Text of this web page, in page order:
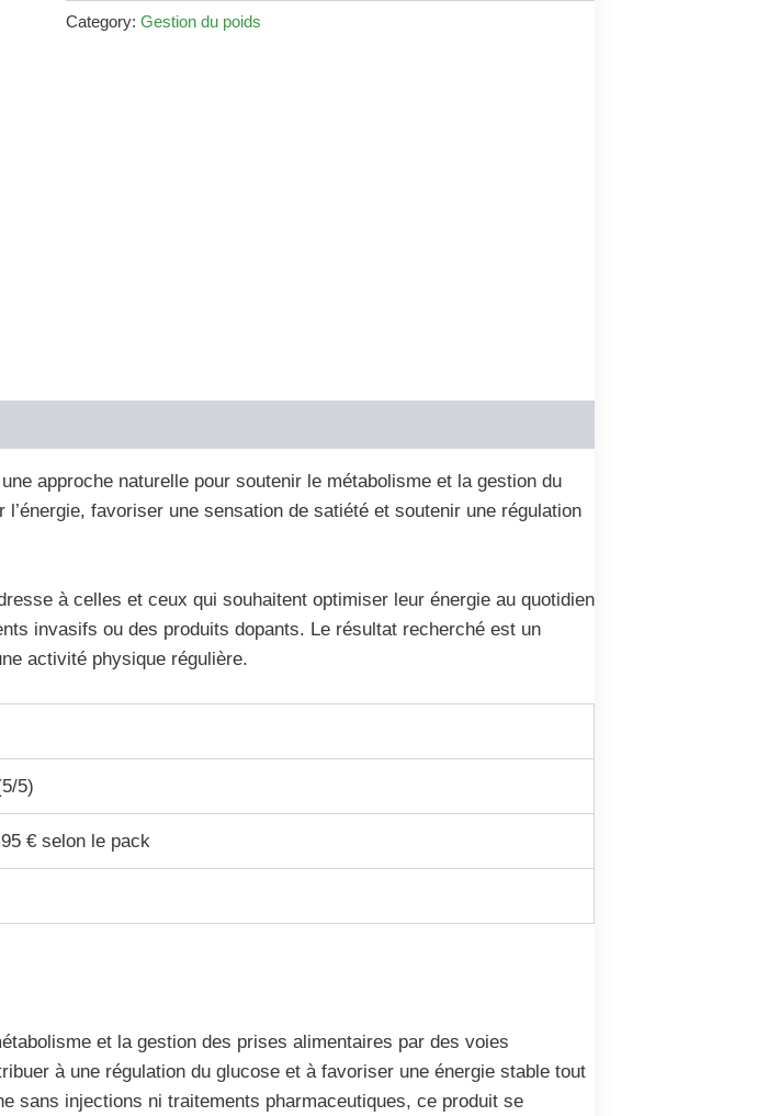
€79.00.€36.00.
Category: Gestion du poids
approche naturelle pour soutenir le métabolisme et la gestion du
favoriser une sensation de satiété et soutenir une régulation
à celles et ceux qui souhaitent optimiser leur énergie au quotidien
invasifs ou des produits dopants. Le résultat recherché est un
activité physique régulière.
5)
€ selon le pack
et la gestion des prises alimentaires par des voies
à une régulation du glucose et à favoriser une énergie stable tout
sans injections ni traitements pharmaceutiques, ce produit se